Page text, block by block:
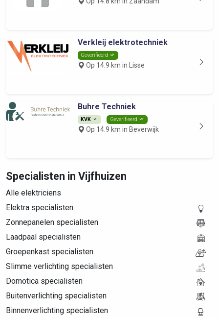
Verkleij elektrotechniek
Geverifieerd
Op 14.9 km in Lisse
Buhre Techniek
KVK Geverifieerd
Op 14.9 km in Beverwijk
Specialisten in Vijfhuizen
Alle elektriciens
Elektra specialisten
Zonnepanelen specialisten
Laadpaal specialisten
Groepenkast specialisten
Slimme verlichting specialisten
Domotica specialisten
Buitenverlichting specialisten
Binnenverlichting specialisten